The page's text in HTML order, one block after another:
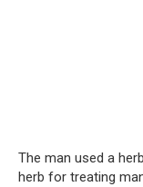
The man used a
herb for treating